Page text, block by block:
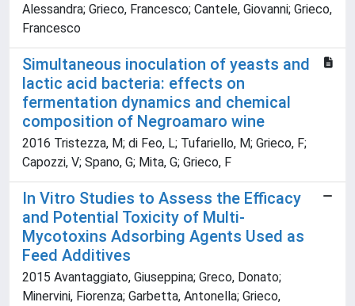
Alessandra; Grieco, Francesco; Cantele, Giovanni; Grieco,
Francesco
Simultaneous inoculation of yeasts and
lactic acid bacteria: effects on
fermentation dynamics and chemical
composition of Negroamaro wine
2016 Tristezza, M; di Feo, L; Tufariello, M; Grieco, F;
Capozzi, V; Spano, G; Mita, G; Grieco, F
In Vitro Studies to Assess the Efficacy
and Potential Toxicity of Multi-
Mycotoxins Adsorbing Agents Used as
Feed Additives
2015 Avantaggiato, Giuseppina; Greco, Donato;
Minervini, Fiorenza; Garbetta, Antonella; Grieco,